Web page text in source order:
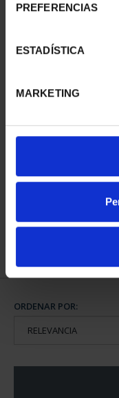
PREFERENCIAS
ESTADÍSTICA
MARKETING
PROVINCIA
COMPLET...
ORDENAR POR: